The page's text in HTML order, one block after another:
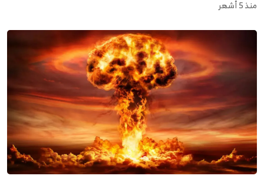
5 أشهر